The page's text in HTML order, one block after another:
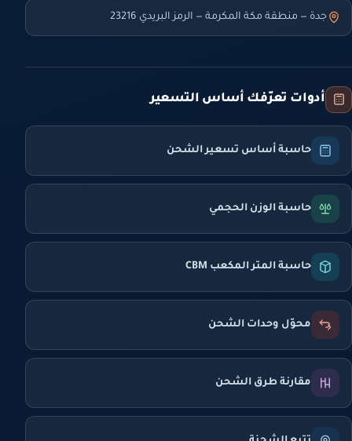
جدة — منطقة مكة المكرمة — الرمز البريدي 23216
أدوات تعرّفك أساس التسعير
حاسبة أساس تسعير الشحن
حاسبة الوزن الحجمي
حاسبة المتر المكعب CBM
محوّل وحدات الشحن
مقارنة طرق الشحن